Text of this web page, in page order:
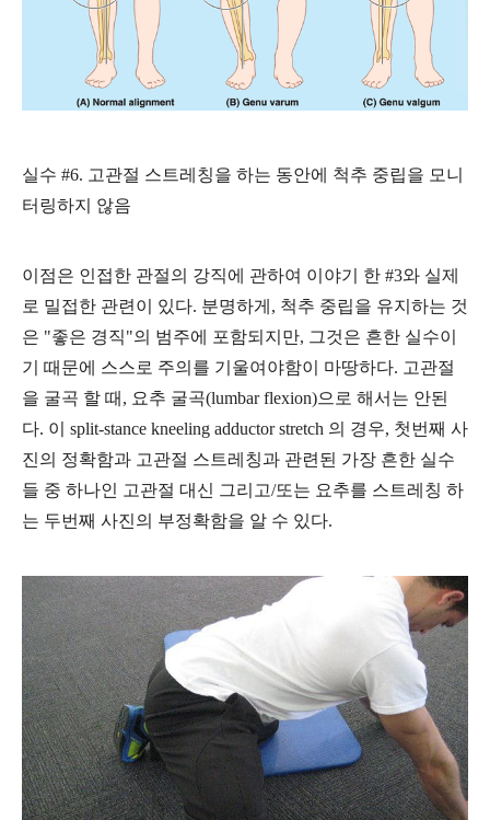
실수 #6. 고관절 스트레칭을 하는 동안에 척추 중립을 모니
터링하지 않음
이점은 인접한 관절의 강직에 관하여 이야기 한 #3와 실제
로 밀접한 관련이 있다. 분명하게, 척추 중립을 유지하는 것
은 "좋은 경직"의 범주에 포함되지만, 그것은 흔한 실수이
기 때문에 스스로 주의를 기울여야함이 마땅하다. 고관절
을 굴곡 할 때, 요추 굴곡(lumbar flexion)으로 해서는 안된
다. 이 split-stance kneeling adductor stretch 의 경우, 첫번째 사
진의 정확함과 고관절 스트레칭과 관련된 가장 흔한 실수
들 중 하나인 고관절 대신 그리고/또는 요추를 스트레칭 하
는 두번째 사진의 부정확함을 알 수 있다.